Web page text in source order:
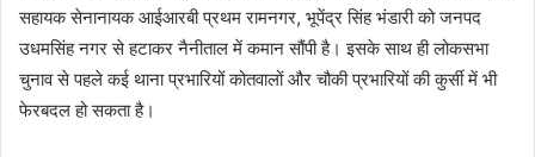
सहायक सेनानायक आईआरबी प्रथम रामनगर, भूपेंद्र सिंह भंडारी को जनपद
उधमसिंह नगर से हटाकर नैनीताल में कमान सौंपी है। इसके साथ ही लोकसभा
चुनाव से पहले कई थाना प्रभारियों कोतवालों और चौकी प्रभारियों की कुर्सी में भी
फेरबदल हो सकता है।